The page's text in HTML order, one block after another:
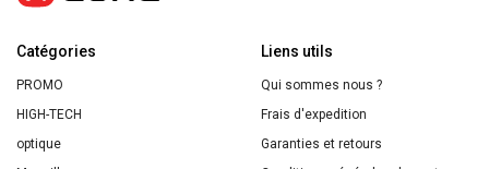
mine
effaçable
et
embout
Catégories
PROMO
HIGH-TECH
optique
Liens utils
Qui sommes nous ?
Frais d'expedition
Garanties et retours